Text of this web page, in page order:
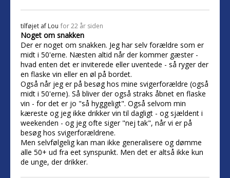
tilføjet af Lou for 22 år siden
Noget om snakken
Der er noget om snakken. Jeg har selv forældre som er
midt i 50'erne. Næsten altid når der kommer gæster -
hvad enten det er inviterede eller uventede - så ryger der
en flaske vin eller en øl på bordet.
Også når jeg er på besøg hos mine svigerforældre (også
midt i 50'erne). Så bliver der også straks åbnet en flaske
vin - for det er jo "så hyggeligt". Også selvom min
kæreste og jeg ikke drikker vin til dagligt - og sjældent i
weekenden - og jeg ofte siger "nej tak", når vi er på
besøg hos svigerforældrene.
Men selvfølgelig kan man ikke generalisere og dømme
alle 50+ ud fra eet synspunkt. Men det er altså ikke kun
de unge, der drikker.